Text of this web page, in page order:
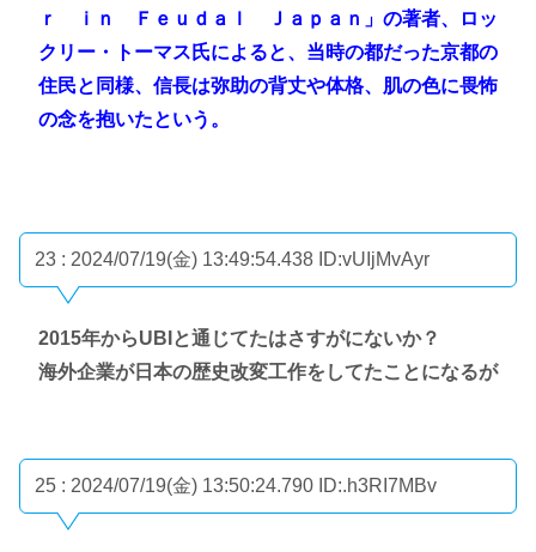
ｒ ｉｎ Ｆｅｕｄａｌ Ｊａｐａｎ」の著者、ロッ
クリー・トーマス氏によると、当時の都だった京都の
住民と同様、信長は弥助の背丈や体格、肌の色に畏怖
の念を抱いたという。
23 : 2024/07/19(金) 13:49:54.438 ID:vUIjMvAyr
2015年からUBIと通じてたはさすがにないか？
海外企業が日本の歴史改変工作をしてたことになるが
25 : 2024/07/19(金) 13:50:24.790 ID:.h3RI7MBv